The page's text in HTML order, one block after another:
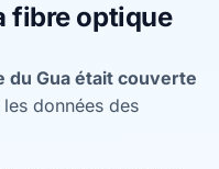
fibre optique
du Gua était couverte
les données des